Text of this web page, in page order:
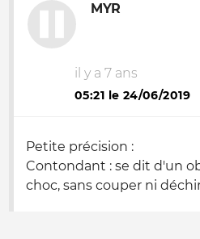
MYR
il y a 7 ans
05:21 le 24/06/2019
Petite précision :
Contondant : se dit d'un
choc, sans couper ni